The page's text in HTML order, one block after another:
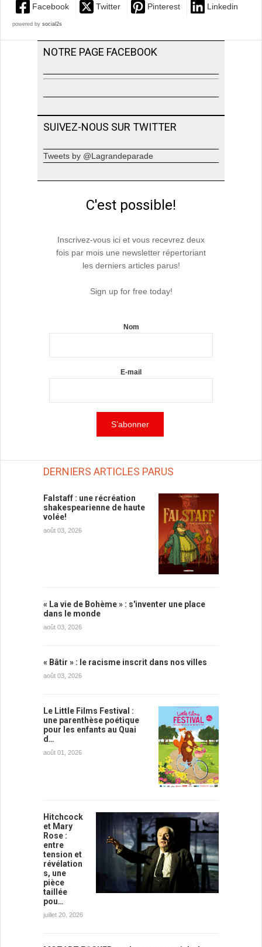
Facebook Twitter Pinterest Linkedin
powered by social2s
NOTRE PAGE FACEBOOK
SUIVEZ-NOUS SUR TWITTER
Tweets by @Lagrandeparade
C'est possible!
Inscrivez-vous ici et vous recevrez deux
fois par mois une newsletter répertoriant
les derniers articles parus!
Sign up for free today!
Nom
E-mail
DERNIERS ARTICLES PARUS
Falstaff : une récréation
shakespearienne de haute
volée!
août 03, 2026
« La vie de Bohème » : s'inventer une place
dans le monde
août 03, 2026
« Bâtir » : le racisme inscrit dans nos villes
août 03, 2026
Le Little Films Festival :
une parenthèse poétique
pour les enfants au Quai
d…
août 01, 2026
Hitchcock
et Mary
Rose :
entre
tension et
révélation
s, une
pièce
taillée
pou…
juillet 20, 2026